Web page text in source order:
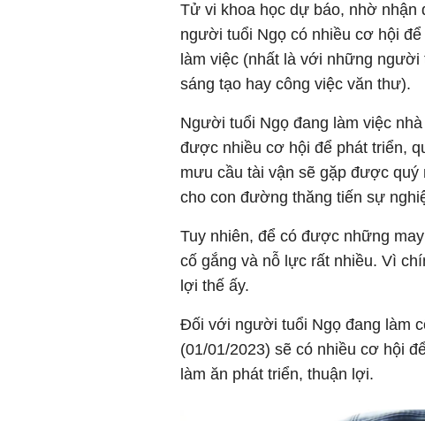
Tử vi khoa học dự báo, nhờ
người tuổi Ngọ có nhiều cơ hội
làm việc (nhất là với những
sáng tạo hay công việc văn thư).
Người tuổi Ngọ đang làm việc
được nhiều cơ hội để phát triển,
mưu cầu tài vận sẽ gặp được
cho con đường thăng tiến sự
Tuy nhiên, để có được những
cố gắng và nỗ lực rất nhiều. Vì
lợi thế ấy.
Đối với người tuổi Ngọ đang làm
(01/01/2023) sẽ có nhiều cơ hội
làm ăn phát triển, thuận lợi.